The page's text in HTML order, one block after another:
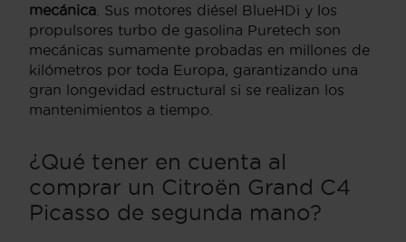
mecánica . Sus motores diésel BlueHDi y los
propulsores turbo de gasolina Puretech son
mecánicas sumamente probadas en millones de
kilómetros por toda Europa, garantizando una
gran longevidad estructural si se realizan los
mantenimientos a tiempo.
¿Qué tener en cuenta al
comprar un Citroën Grand C4
Picasso de segunda mano?